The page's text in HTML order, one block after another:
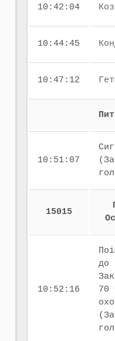
10:42:04
10:44:45
10:47:12
10:51:07
15015
10:52:16
до
70